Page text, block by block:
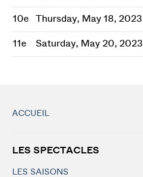
10e Thursday, May 18, 2023
11e Saturday, May 20, 2023
ACCUEIL
LES SPECTACLES
LES SAISONS